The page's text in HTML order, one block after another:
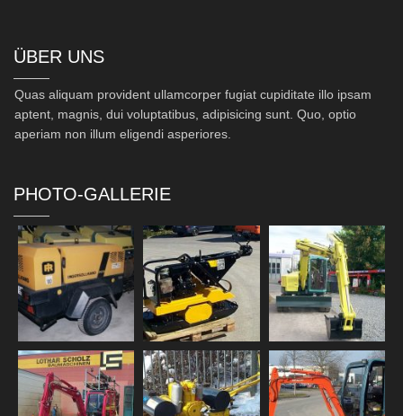
ÜBER UNS
Quas aliquam provident ullamcorper fugiat cupiditate illo ipsam
aptent, magnis, dui voluptatibus, adipisicing sunt. Quo, optio
aperiam non illum eligendi asperiores.
PHOTO-GALLERIE